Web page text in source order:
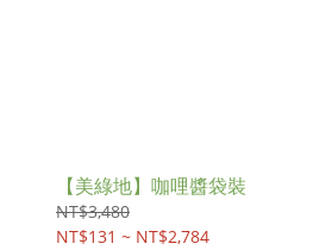
【美綠地】咖哩醬袋裝
NT$3,480
NT$131 ~ NT$2,784